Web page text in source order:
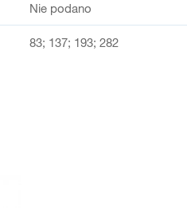
Nie podano
83; 137; 193; 282